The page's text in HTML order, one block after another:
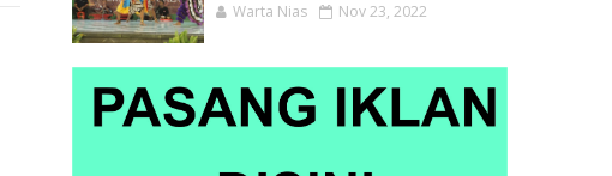
Warta Nias Nov 23, 2022